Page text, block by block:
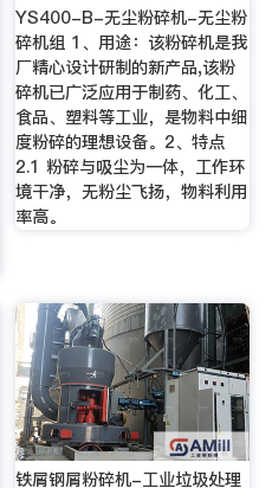
YS400-B-无尘粉碎机-无尘粉
碎机组 1、用途：该粉碎机是我
厂精心设计研制的新产品,该粉
碎机已广泛应用于制药、化工、
食品、塑料等工业，是物料中细
度粉碎的理想设备。2、特点
2.1 粉碎与吸尘为一体，工作环
境干净，无粉尘飞扬，物料利用
率高。
铁屑钢屑粉碎机-工业垃圾处理